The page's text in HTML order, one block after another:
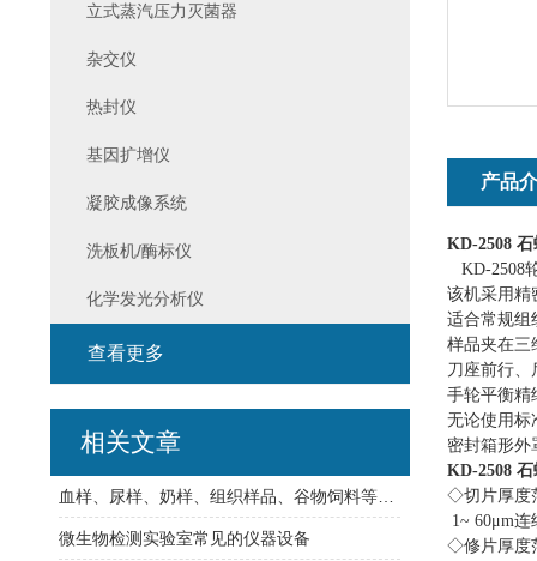
产品
KD-2508 石
KD-2508
该机采用精
适合常规组
样品夹在三
刀座前行、
手轮平衡精
无论使用标
密封箱形外
KD-2508 石
◇切片厚度
1~ 60μm连
◇修片厚度
立式蒸汽压力灭菌器
杂交仪
热封仪
基因扩增仪
凝胶成像系统
洗板机/酶标仪
化学发光分析仪
查看更多
相关文章
微生物检测实验室常见的仪器设备